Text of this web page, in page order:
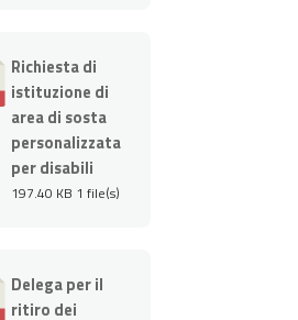
Richiesta di
istituzione di
area di sosta
personalizzata
per disabili
197.40 KB 1 file(s)
Delega per il
ritiro dei